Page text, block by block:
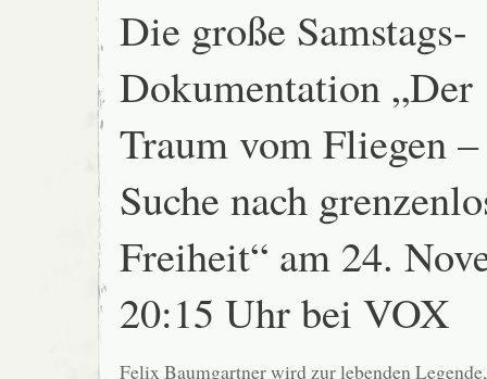
Die große Samstags-
Dokumentation „Der
Traum vom Fliegen
Suche nach
Freiheit“ am 24.
20:15 Uhr bei VOX
Felix Baumgartner wird zur lebenden